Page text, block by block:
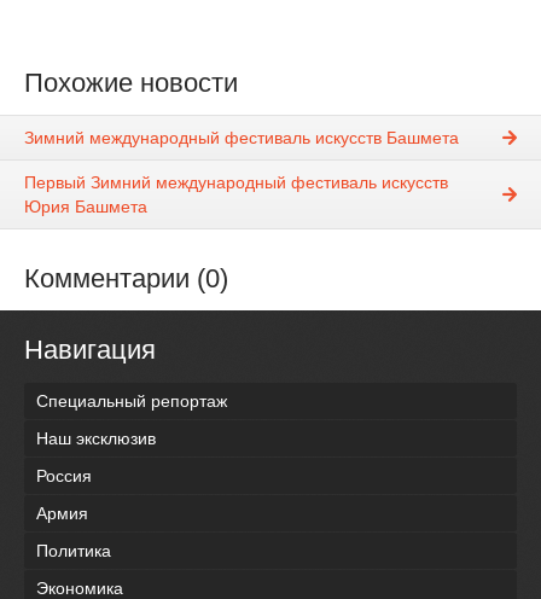
Похожие новости
Зимний международный фестиваль искусств Башмета
Первый Зимний международный фестиваль искусств
Юрия Башмета
Комментарии (0)
Навигация
Специальный репортаж
Наш эксклюзив
Россия
Армия
Политика
Экономика